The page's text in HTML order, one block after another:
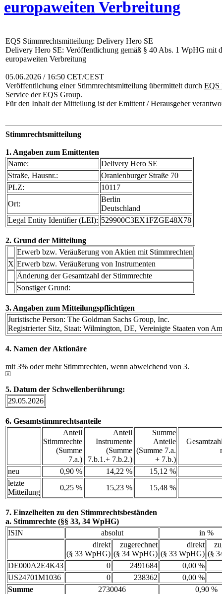
europaweiten Verbreitung
EQS Stimmrechtsmitteilung: Delivery Hero SE
Delivery Hero SE: Veröffentlichung gemäß § 40 Abs. 1 WpHG mit
europaweiten Verbreitung
05.06.2026 / 16:50 CET/CEST
Veröffentlichung einer Stimmrechtsmitteilung übermittelt durch EQS
Service derEQS Group.
Für den Inhalt der Mitteilung ist der Emittent / Herausgeber
Stimmrechtsmitteilung
1. Angaben zum Emittenten
Name:
Delivery Hero SE
Straße, Hausnr.:
Oranienburger Straße 70
PLZ:
10117
Ort:
Berlin
Deutschland
Legal Entity Identifier (LEI): 529900C3EX1FZGE48X78
2. Grund der Mitteilung
Erwerb bzw. Veräußerung von Aktien mit Stimmrechten
X Erwerb bzw. Veräußerung von Instrumenten
Änderung der Gesamtzahl der Stimmrechte
Sonstiger Grund:
3. Angaben zum Mitteilungspflichtigen
Juristische Person: The Goldman Sachs Group, Inc.
Registrierter Sitz, Staat: Wilmington, DE, Vereinigte Staaten von
4. Namen der Aktionäre
mit 3% oder mehr Stimmrechten, wenn abweichend von 3.
5. Datum der Schwellenberührung:
29.05.2026
6. Gesamtstimmrechtsanteile
Anteil
Stimmrechte
(Summe
7.a.)
Anteil
Instrumente
(Summe
7.b.1.+ 7.b.2.)
Summe
Anteile
(Summe 7.a.
+ 7.b.)
neu 0,90 % 14,22 %
15,12 %
letzte
Mitteilung
0,25 % 15,23 % 15,48 %
7. Einzelheiten zu den Stimmrechtsbeständen
a. Stimmrechte (§§ 33, 34 WpHG)
ISIN
absolut
in %
direkt
(§ 33 WpHG)
zugerechnet
(§ 34 WpHG)
direkt
(§ 33 WpHG) (§
DE000A2E4K43
0 2491684
0,00 %
US24701M1036
0 238362
0,00 %
Summe
2730046 0,90 %